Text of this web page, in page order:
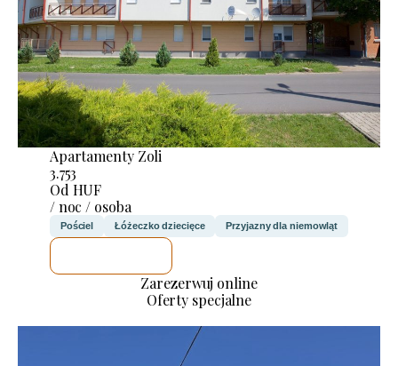
Apartamenty Zoli
3.753
Od HUF
/ noc / osoba
Pościel Łóżeczko dziecięce Przyjazny dla niemowląt
Zarezerwuj online
Oferty specjalne